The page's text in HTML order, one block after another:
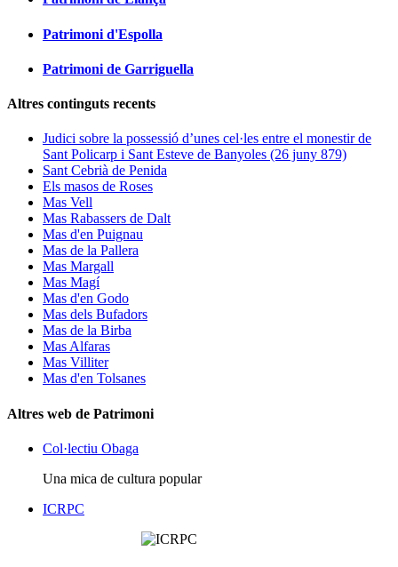
Patrimoni d'Espolla
Patrimoni de Garriguella
Altres continguts recents
Judici sobre la possessió d’unes cel·les entre el monestir de
Sant Policarp i Sant Esteve de Banyoles (26 juny 879)
Sant Cebrià de Penida
Els masos de Roses
Mas Vell
Mas Rabassers de Dalt
Mas d'en Puignau
Mas de la Pallera
Mas Margall
Mas Magí
Mas d'en Godo
Mas dels Bufadors
Mas de la Birba
Mas Alfaras
Mas Villiter
Mas d'en Tolsanes
Altres web de Patrimoni
Col·lectiu Obaga
Una mica de cultura popular
ICRPC